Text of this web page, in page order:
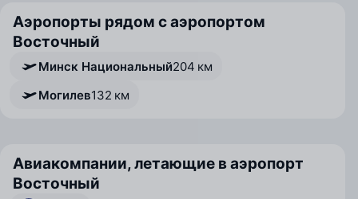
Аэропорты рядом с аэропортом
Восточный
Минск Национальный204 км
Могилев132 км
Авиакомпании, летающие в аэропорт
Восточный